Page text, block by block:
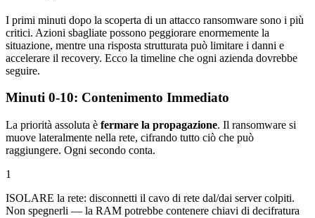
I primi minuti dopo la scoperta di un attacco ransomware sono i più
critici. Azioni sbagliate possono peggiorare enormemente la
situazione, mentre una risposta strutturata può limitare i danni e
accelerare il recovery. Ecco la timeline che ogni azienda dovrebbe
seguire.
Minuti 0-10: Contenimento Immediato
La priorità assoluta è fermare la propagazione. Il ransomware si
muove lateralmente nella rete, cifrando tutto ciò che può
raggiungere. Ogni secondo conta.
1
ISOLARE la rete: disconnetti il cavo di rete dal/dai server colpiti.
Non spegnerli — la RAM potrebbe contenere chiavi di decifratura